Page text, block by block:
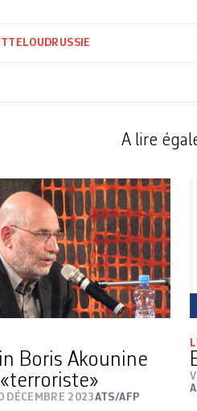
RUSSIE
A lire
Boris Akounine
DÉCEMBRE 2023ATS/AFP